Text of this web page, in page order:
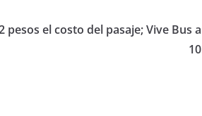
pesos el costo del pasaje; Vive Bus a
10